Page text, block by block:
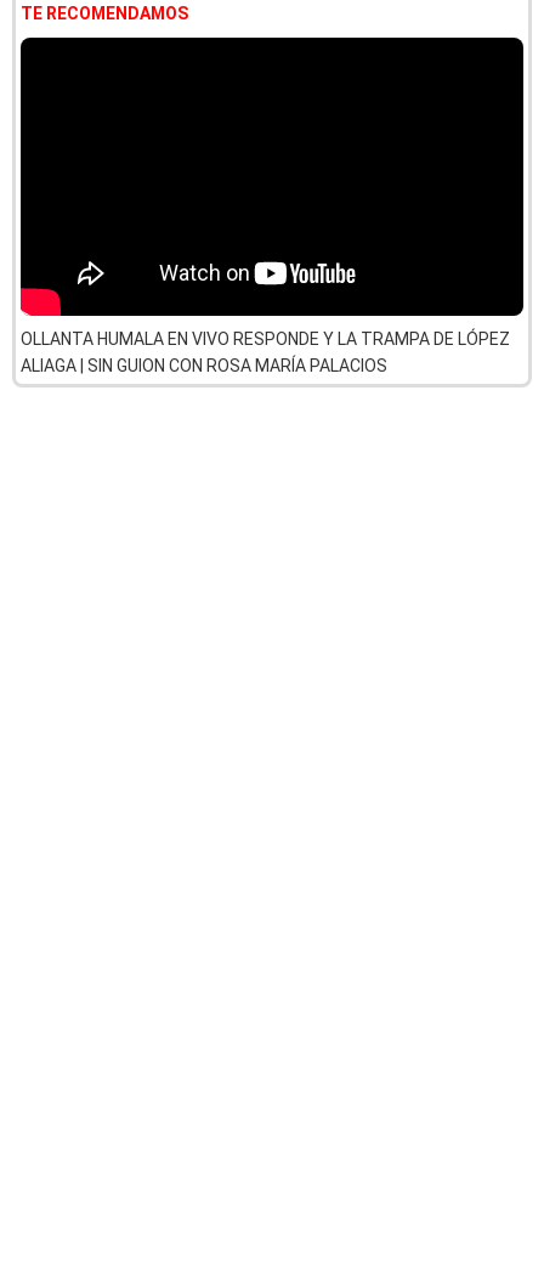
OLLANTA HUMALA EN VIVO RESPONDE Y LA TRAMPA DE LÓPEZ
ALIAGA | SIN GUION CON ROSA MARÍA PALACIOS